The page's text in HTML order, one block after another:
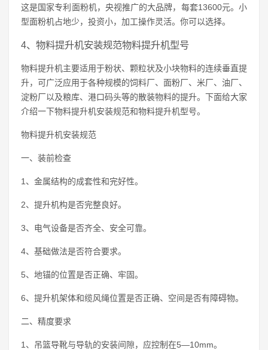
这是国家专利面粉机，央视推广的大品牌，每套13600元。小
型面粉机占地少，投资小，加工操作灵活。你可以选择。
4、物料提升机安装规范物料提升机型号
物料提升机主要适用于粉状、颗粒状及小块物料的连续垂直提
升，可广泛应用于各种规模的饲料厂、面粉厂、米厂、油厂、
淀粉厂以及粮库、港口码头等的散装物料的提升。下面给大家
介绍一下物料提升机安装规范和物料提升机型号。
物料提升机安装规范
一、装前检查
1、金属结构的成套性和完好性。
2、提升机构是否完整良好。
3、电气设备是否齐全、安全可靠。
4、基础做法是否符合要求。
5、地锚的位置是否正确、牢固。
6、提升机架体和缆风绳位置是否正确、空间是否有障碍物。
二、精度要求
1、吊篮导靴与导轨的安装间隙，应控制在5—10mm。